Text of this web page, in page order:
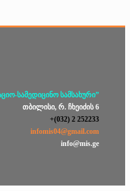
სამედიცინო სამსახური”
თბილისი, რ. ჩხეიძის 6
+(032) 2 252233
infomis04@gmail.com
info@mis.ge